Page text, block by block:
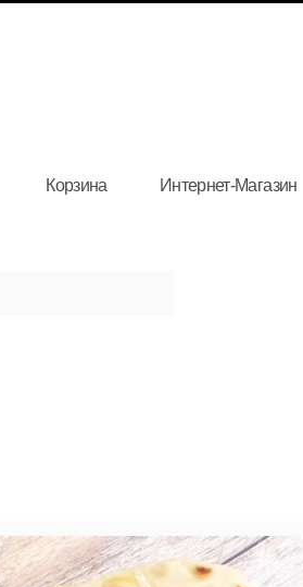
Корзина Интернет-Магазин